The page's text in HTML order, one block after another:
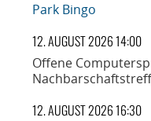
Park Bingo
12. AUGUST 2026 14:00
Offene
12. AUGUST 2026 16:30